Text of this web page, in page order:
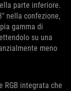
parte inferiore.
nella confezione,
gamma di
su una
meno
RGB integrata che